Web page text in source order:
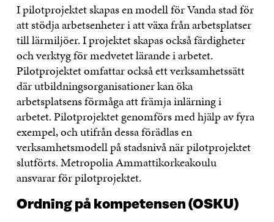
I pilotprojektet skapas en modell för Vanda stad för
att stödja arbetsenheter i att växa från arbetsplatser
till lärmiljöer. I projektet skapas också färdigheter
och verktyg för medvetet lärande i arbetet.
Pilotprojektet omfattar också ett verksamhetssätt
där utbildningsorganisationer kan öka
arbetsplatsens förmåga att främja inlärning i
arbetet. Pilotprojektet genomförs med hjälp av fyra
exempel, och utifrån dessa förädlas en
verksamhetsmodell på stadsnivå när pilotprojektet
slutförts. Metropolia Ammattikorkeakoulu
ansvarar för pilotprojektet.
Ordning på kompetensen (OSKU)